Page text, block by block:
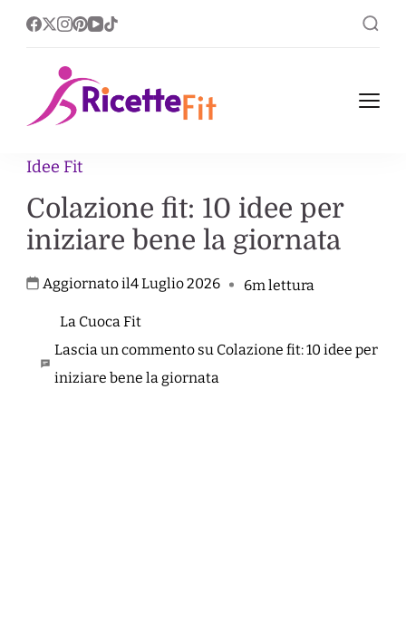
Ricette Fit, leggere nel
Idee Fit
Colazione fit: 10 idee per
iniziare bene la giornata
Aggiornato il4 Luglio 2026 6m lettura
La Cuoca Fit
Lascia un commento su Colazione fit: 10 idee per
iniziare bene la giornata